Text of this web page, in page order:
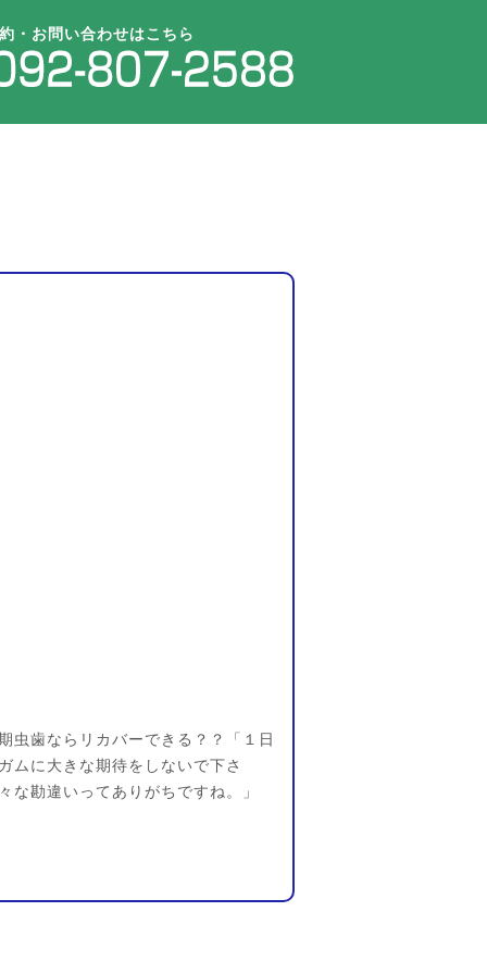
・お問い合わせはこちら
虫歯ならリカバーできる？？「１日
ムに大きな期待をしないで下さ
な勘違いってありがちですね。」